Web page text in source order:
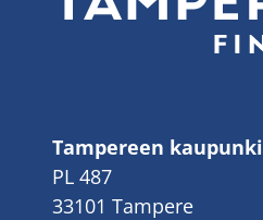
Tampereen kaupunki
PL 487
33101 Tampere